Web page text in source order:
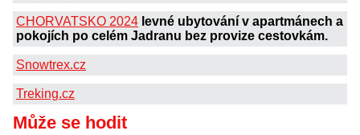
CHORVATSKO 2024 levné ubytování v apartmánech a
pokojích po celém Jadranu bez provize cestovkám.
Snowtrex.cz
Treking.cz
Může se hodit